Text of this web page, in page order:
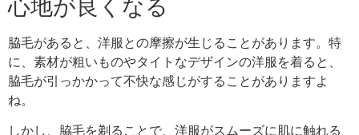
心地が良くなる
脇毛があると、洋服との摩擦が生じることがあります。特
に、素材が粗いものやタイトなデザインの洋服を着ると、
脇毛が引っかかって不快な感じがすることがありますよ
ね。
しかし、脇毛を剃ることで、洋服がスムーズに肌に触れる